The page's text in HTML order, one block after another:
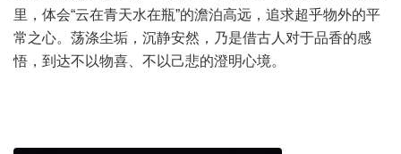
里，体会“云在青天水在瓶”的澹泊高远，追求超乎物外的平
常之心。荡涤尘垢，沉静安然，乃是借古人对于品香的感
悟，到达不以物喜、不以己悲的澄明心境。